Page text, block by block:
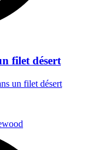
filet désert
un filet désert